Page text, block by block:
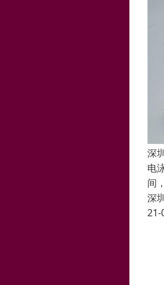
深
电
间
深
21-